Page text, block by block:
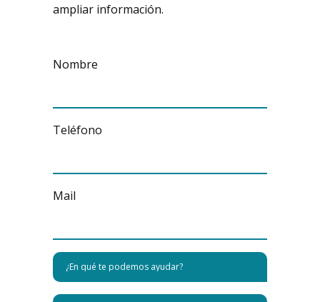
ampliar información.
Nombre
Teléfono
Mail